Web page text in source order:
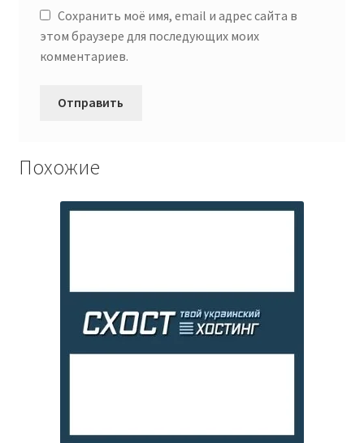
Сохранить моё имя, email и адрес сайта в
этом браузере для последующих моих
комментариев.
Похожие